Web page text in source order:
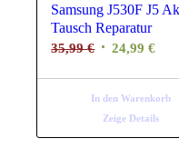
Samsung J530F J5
Tausch Reparatur
35,99€
35,99 €
24,99€
In den Warenkorb
Zeige Details